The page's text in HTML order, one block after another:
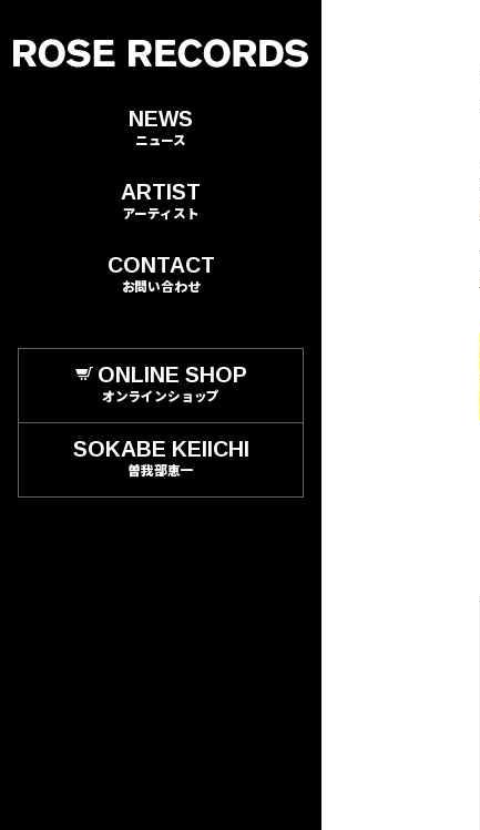
NEWS
ニュース
ARTIST
アーティスト
CONTACT
お問い合わせ
ONLINE SHOP
オンラインショップ
SOKABE KEIICHI
曽我部恵一